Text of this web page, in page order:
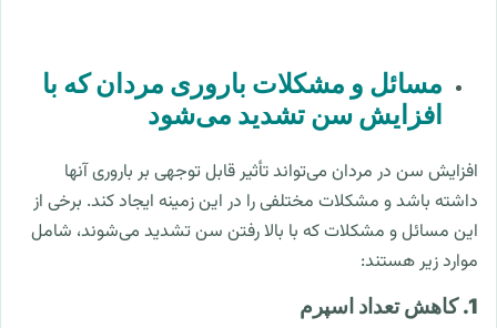
مسائل و مشکلات باروری مردان که با
افزایش سن تشدید می‌شود
افزایش سن در مردان می‌تواند تأثیر قابل توجهی بر باروری آنها
داشته باشد و مشکلات مختلفی را در این زمینه ایجاد کند. برخی از
این مسائل و مشکلات که با بالا رفتن سن تشدید می‌شوند، شامل
موارد زیر هستند:
1. کاهش تعداد اسپرم